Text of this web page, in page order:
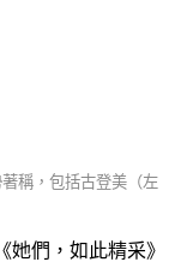
稱，包括古登美（左
們，如此精采》